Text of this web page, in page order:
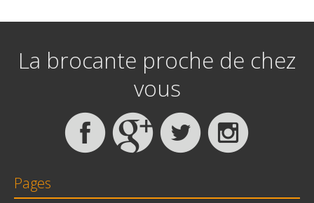
La brocante proche de chez
vous
Pages